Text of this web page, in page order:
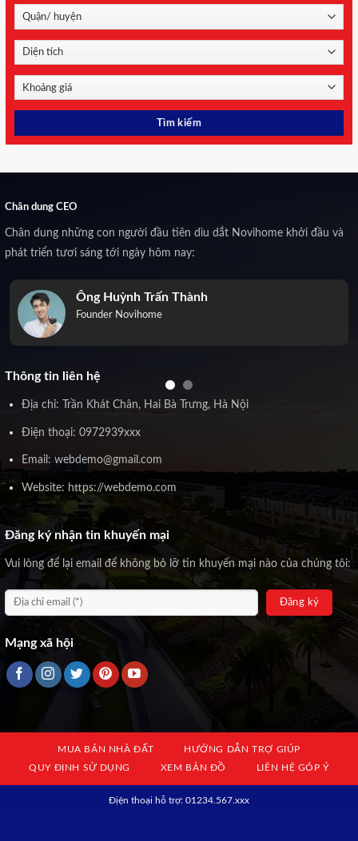
Chân dung CEO
Chân dung những con người đầu tiên dìu dắt Novihome khởi đầu và
phát triển tươi sáng tới ngày hôm nay:
Ông Huỳnh Trấn Thành
Founder Novihome
Thông tin liên hệ
Địa chỉ: Trần Khát Chân, Hai Bà Trưng, Hà Nội
Điện thoại: 0972939xxx
Email: webdemo@gmail.com
Website: https://webdemo.com
Đăng ký nhận tin khuyến mại
Vui lòng để lại email để không bỏ lỡ tin khuyến mại nào của chúng tôi:
Mạng xã hội
MUA BÁN NHÀ ĐẤT
HƯỚNG DẪN TRỢ GIÚP
QUY ĐỊNH SỬ DỤNG
XEM BẢN ĐỒ LIÊN HỆ GÓP Ý
Địện thoại hỗ trợ: 01234.567.xxx